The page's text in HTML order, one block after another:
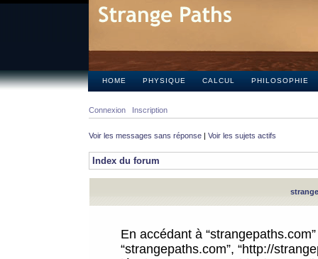
HOME PHYSIQUE CALCUL PHILOSOPHIE
Connexion Inscription
Voir les messages sans réponse | Voir les sujets actifs
Index du forum
En accédant à
“strangepaths.com”, “http://